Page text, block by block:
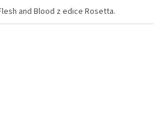
and Blood z edice Rosetta.